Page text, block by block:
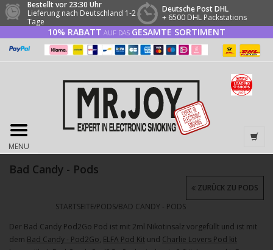
Bestellt vor 23:30 Uhr
Lieferung nach Deutschland 1-2
Tage
Deutsche Post DHL
+ 6500 DHL Packstations
10% RABATT AUF DAS GESAMTE SORTIMENT
MENU
Bad Candy - Pods
STARTSEITE/PODS/BAD CANDY - PODS
ZURÜCK ZU PODS
Der Bad Candy Pod2Go Pod ist mit 2ml Nikotinsalz vorgefüllt und ist mit
dem Bad Candy - Pod2Go, ELFA Pod Kit und Charlie Lovers Pod kit